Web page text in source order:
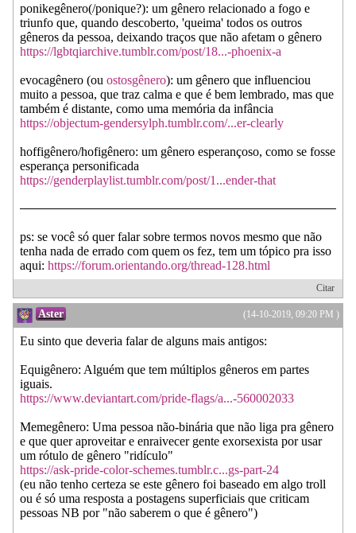
ponikegênero(/ponique?): um gênero relacionado a fogo e
triunfo que, quando descoberto, 'queima' todos os outros
gêneros da pessoa, deixando traços que não afetam o gênero
https://lgbtqiarchive.tumblr.com/post/18...-phoenix-a
evocagênero (ou ostosgênero): um gênero que influenciou
muito a pessoa, que traz calma e que é bem lembrado, mas que
também é distante, como uma memória da infância
https://objectum-gendersylph.tumblr.com/...er-clearly
hoffigênero/hofigênero: um gênero esperançoso, como se fosse
esperança personificada
https://genderplaylist.tumblr.com/post/1...ender-that
ps: se você só quer falar sobre termos novos mesmo que não
tenha nada de errado com quem os fez, tem um tópico pra isso
aqui: https://forum.orientando.org/thread-128.html
Citar
(14-10-2019, 09:20 PM )
Aster
Eu sinto que deveria falar de alguns mais antigos:
Equigênero: Alguém que tem múltiplos gêneros em partes
iguais.
https://www.deviantart.com/pride-flags/a...-560002033
Memegênero: Uma pessoa não-binária que não liga pra gênero
e que quer aproveitar e enraivecer gente exorsexista por usar
um rótulo de gênero "ridículo"
https://ask-pride-color-schemes.tumblr.c...gs-part-24
(eu não tenho certeza se este gênero foi baseado em algo troll
ou é só uma resposta a postagens superficiais que criticam
pessoas NB por "não saberem o que é gênero")